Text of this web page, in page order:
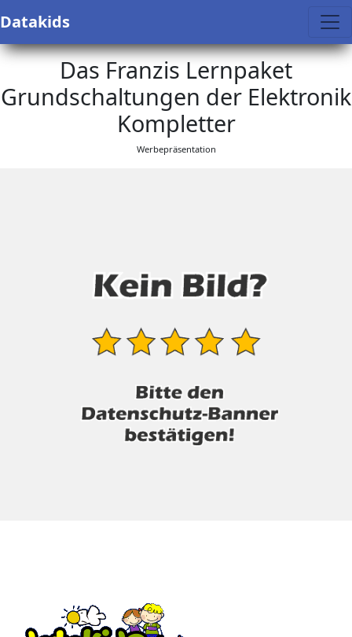
Datakids
Das Franzis Lernpaket
Grundschaltungen der Elektronik
Kompletter
Werbepräsentation